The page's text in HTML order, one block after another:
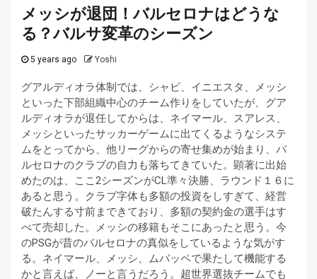
メッシが退団！バルセロナはどうな
る？バルサ変革のシーズン
5 years ago Yoshi
グアルディオラ体制では、シャビ、イニエスタ、メッシ
といった下部組織中心のチーム作りをしていたが、グア
ルディオラが退任してからは、ネイマール、スアレス、
メッシといったサッカーゲームに出てくるようなシステ
ムをとってから、他リーグからの寄せ集めが始まり、バ
ルセロナのクラブの自力も落ちてきていた。顕著に出始
めたのは、ここ2シーズンがCL準々決勝、ラウンド１６に
あると思う。クラブ字体も多額の投資をしすぎて、経営
破たんする寸前まできており、多額の契約金の選手はす
べて売却した。メッシの移籍もそこにあったと思う。今
のPSGが昔のバルセロナの真似をしているような気がす
る。ネイマール、メッシ、ムバッペで果たして機能する
かと言えば、ノーと言うだろう。超世界選抜チームでも